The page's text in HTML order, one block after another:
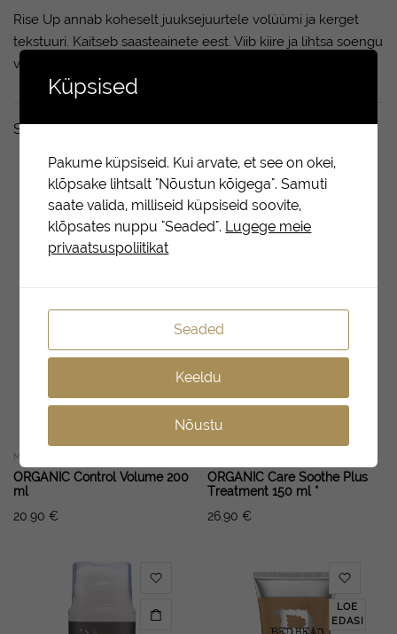
Rise Up annab koheselt juuksejuurtele volüümi ja kerget
tekstuuri. Kaitseb saasteainete eest. Viib kiire ja lihtsa soengu
viimistlemise täiesti uuele tasemele.
Seotud tooted
MEESTELE
ORGANIC Control Volume 200
ml
20.90 €
ORGANIC Care Soothe Plus
Treatment 150 ml *
26.90 €
LOE
EDASI
Küpsised
Pakume küpsiseid. Kui arvate, et see on okei,
klõpsake lihtsalt "Nõustun kõigega". Samuti
saate valida, milliseid küpsiseid soovite,
klõpsates nuppu "Seaded". Lugege meie
privaatsuspoliitikat
Seaded
Keeldu
Nõustu